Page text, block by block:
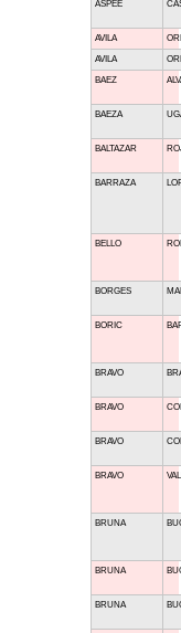
ASPEE
AVILA
AVILA
BAEZ
BAEZA
BALTAZAR
BARRAZA
BELLO
BORGES
BORIC
BRAVO
BRAVO
BRAVO
BRAVO
BRUNA
BRUNA
BRUNA